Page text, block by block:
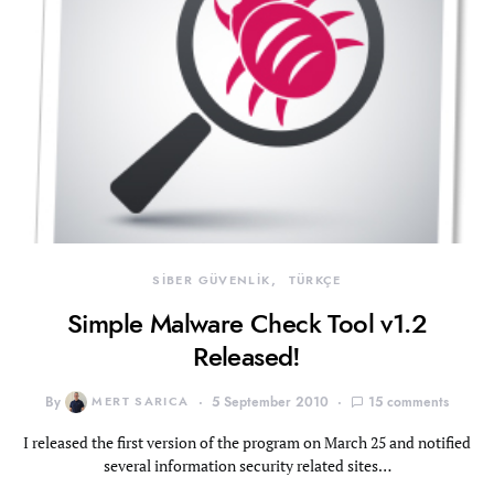
SİBER GÜVENLİK TÜRKÇE
Simple Malware Check Tool v1.2
Released!
By MERT SARICA 5 September 2010 15 comments
I released the first version of the program on March 25 and notified
several information security related sites…